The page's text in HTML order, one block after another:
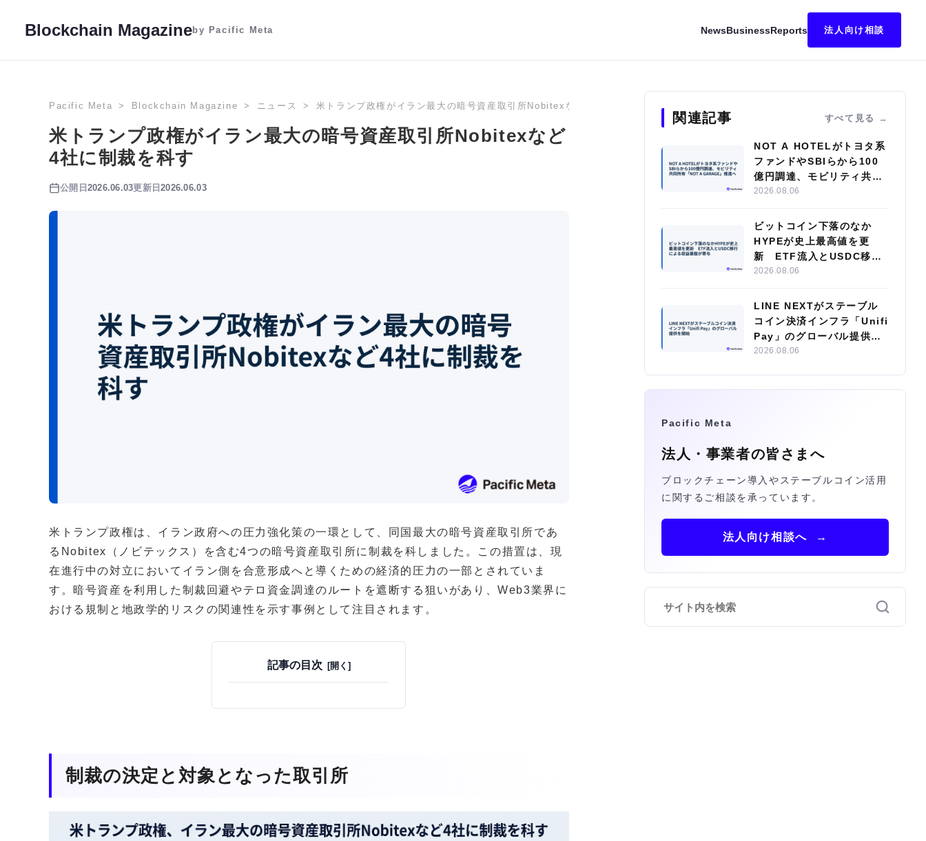
Blockchain Magazineby Pacific Meta NewsBusinessReports 法人向け相談
Pacific Meta Blockchain Magazine ニュース 米トランプ政権がイラン最大の暗号資産取引所Nobitexなど4社に制裁を科す
米トランプ政権がイラン最大の暗号資産取引所Nobitexなど
4社に制裁を科す
公開日 2026.06.03更新日2026.06.03
米トランプ政権は、イラン政府への圧力強化策の一環として、同国最大の暗号資産取引所であ
るNobitex（ノビテックス）を含む4つの暗号資産取引所に制裁を科しました。この措置は、現
在進行中の対立においてイラン側を合意形成へと導くための経済的圧力の一部とされていま
す。暗号資産を利用した制裁回避やテロ資金調達のルートを遮断する狙いがあり、Web3業界に
おける規制と地政学的リスクの関連性を示す事例として注目されます。
記事の目次
制裁の決定と対象となった取引所
関連記事 すべて見る
NOT A HOTELがトヨタ系
ファンドやSBIらから100
億円調達、モビリティ共同
所有「NOT A GARAGE」
2026.08.06
ビットコイン下落のなか
HYPEが史上最高値を更
新 ETF流入とUSDC移行
による収益基盤が寄与
2026.08.06
LINE NEXTがステーブル
コイン決済インフラ「Unifi
Pay」のグローバル提供を
開始
2026.08.06
Pacific Meta
法人・事業者の皆さまへ
ブロックチェーン導入やステーブルコイン活用
に関するご相談を承っています。
法人向け相談へ